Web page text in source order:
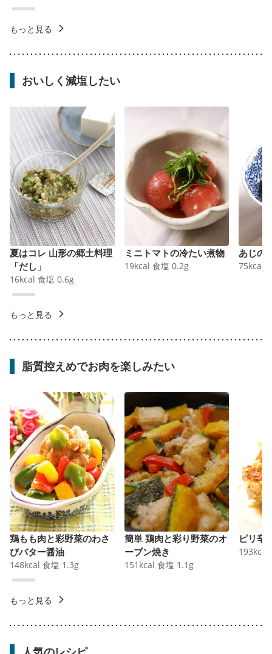
もっと見る
おいしく減塩したい
夏はコレ 山形の郷土料理
「だし」
16kcal 食塩 0.6g
ミニトマトの冷たい煮物
19kcal 食塩 0.2g
あじの
75kcal
もっと見る
脂質控えめでお肉を楽しみたい
鶏もも肉と彩野菜のわさ
びバター醤油
148kcal 食塩 1.3g
簡単 鶏肉と彩り野菜のオ
ーブン焼き
151 kcal 食塩 1.1 g
ピリ辛
193kcal
もっと見る